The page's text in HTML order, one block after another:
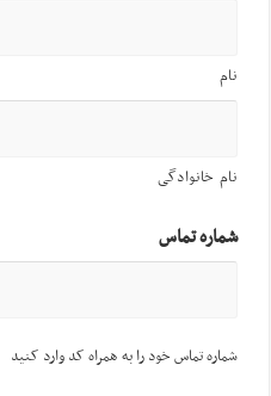
نام
نام خانوادگی
شماره تماس
شماره تماس خود را به همراه کد وارد کنید